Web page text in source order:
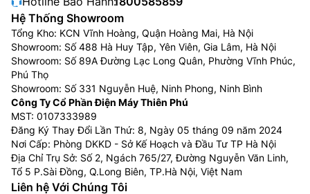
phẩm còn được thiết kế ngăn mát trên tiện lợi giúp
người dùng không phải cúi, gấp người quá nhiều khi sử
dụng.
Ưu điểm của Tủ Lạnh LG trên 550 lít
Tủ lạnh LG giá rẻ sở hữu kiểu dáng đẳng cấp, thời
thượng, gây ấn tượng mạnh trước người dùng, giúp
căn phòng nổi bật hơn.
Bảo quản rau củ lâu dài với khả năng giữ ẩm vượt trội
và đảm bảo giá trị dinh dưỡng cao.
Tích hợp nhiều công nghệ làm lạnh hiện đại giúp thực
Hệ Thống Showroom
Tổng Kho: KCN Vĩnh Hoàng, Quận Hoàng Mai, Hà Nội
Showroom: Số 488 Hà Huy Tập, Yên Viên, Gia Lâm, Hà Nội
Showroom: Số 89A Đường Lạc Long Quân, Phường Vĩnh Phúc,
Phú Thọ
Showroom: Số 331 Nguyễn Huệ, Ninh Phong, Ninh Bình
Công Ty Cổ Phần Điện Máy Thiên Phú
MST: 0107333989
Đăng Ký Thay Đổi Lần Thứ: 8, Ngày 05 tháng 09 năm 2024
Nơi Cấp: Phòng DKKD - Sở Kế Hoạch và Đầu Tư TP Hà Nội
Địa Chỉ Trụ Sở: Số 2, Ngách 765/27, Đường Nguyễn Văn Linh,
Tổ 5 P.Sài Đồng, Q.Long Biên, TP.Hà Nội, Việt Nam
Liên hệ Với Chúng Tôi